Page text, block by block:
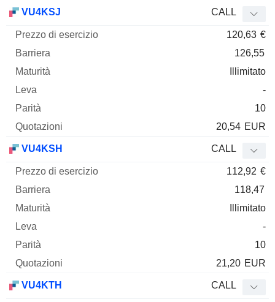
VU4KSJ CALL
120,63 €
126,55
Illimitato
-
10
20,54 EUR
VU4KSH CALL
112,92 €
118,47
Illimitato
-
10
21,20 EUR
VU4KTH CALL